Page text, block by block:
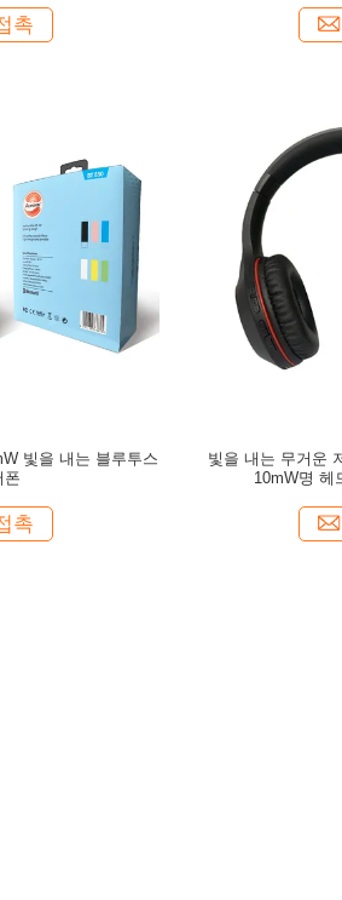
촉
빛을 내는 블루투스
폰
촉
빛을 내는 무거운
10mW명 헤